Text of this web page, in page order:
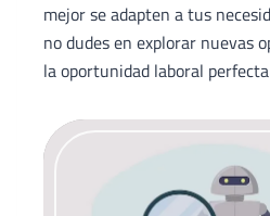
mejor se adapten a tus
no dudes en explorar nuevas
la oportunidad laboral